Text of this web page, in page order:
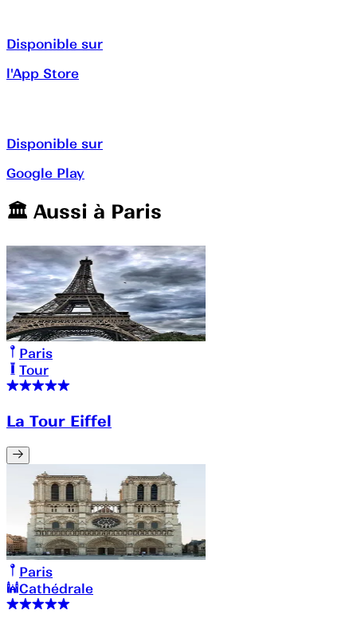
Disponible sur
l'App Store
Disponible sur
Google Play
🏛️️ Aussi à Paris
Paris
Tour
La Tour Eiffel
Paris
Cathédrale